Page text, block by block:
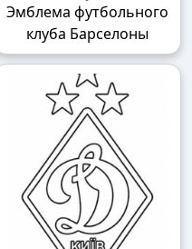
Эмблема футбольного
клуба Барселоны